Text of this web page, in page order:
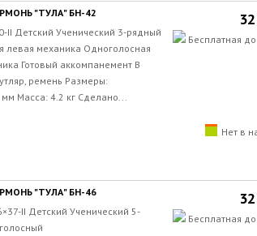
"ТУЛА" БН-42
II Детский Ученический 3-рядный
левая механика Одноголосная
Готовый аккомпанемент В
ремень Размеры:
Масса: 4.2 кг Сделано...
Бесплатная
Нет в
"ТУЛА" БН-46
II Детский Ученический 5-
Бесплатная